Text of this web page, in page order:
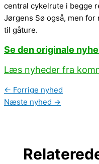
central cykelrute i begge
Jørgens Sø også, men
til gåture.
Se den originale
Læs nyheder fra
← Forrige nyhed
Næste nyhed →